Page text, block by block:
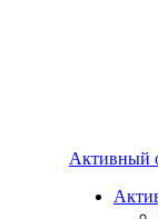
Активный